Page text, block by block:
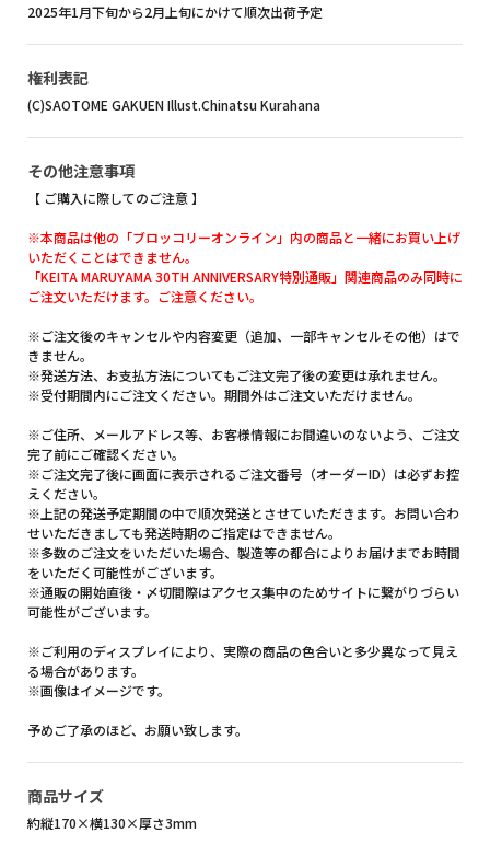
2025年1月下旬から2月上旬にかけて順次出荷予定
権利表記
(C)SAOTOME GAKUEN Illust.Chinatsu Kurahana
その他注意事項
【 ご購入に際してのご注意 】
※本商品は他の「ブロッコリーオンライン」内の商品と一緒にお買い上げ
いただくことはできません。
「KEITA MARUYAMA 30TH ANNIVERSARY特別通販」関連商品のみ同時に
ご注文いただけます。ご注意ください。
※ご注文後のキャンセルや内容変更（追加、一部キャンセルその他）はで
きません。
※発送方法、お支払方法についてもご注文完了後の変更は承れません。
※受付期間内にご注文ください。期間外はご注文いただけません。
※ご住所、メールアドレス等、お客様情報にお間違いのないよう、ご注文
完了前にご確認ください。
※ご注文完了後に画面に表示されるご注文番号（オーダーID）は必ずお控
えください。
※上記の発送予定期間の中で順次発送とさせていただきます。お問い合わ
せいただきましても発送時期のご指定はできません。
※多数のご注文をいただいた場合、製造等の都合によりお届けまでお時間
をいただく可能性がございます。
※通販の開始直後・〆切間際はアクセス集中のためサイトに繋がりづらい
可能性がございます。
※ご利用のディスプレイにより、実際の商品の色合いと多少異なって見え
る場合があります。
※画像はイメージです。
予めご了承のほど、お願い致します。
商品サイズ
約縦170×横130×厚さ3mm